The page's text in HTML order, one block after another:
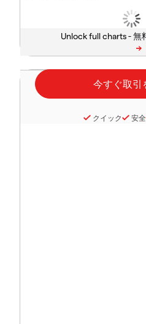
Unlock full charts -
クイック 安全